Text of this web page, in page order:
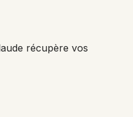
récupère vos